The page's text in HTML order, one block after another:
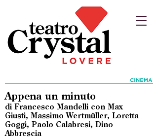
Appena un minuto
di Francesco Mandelli con Max
Giusti, Massimo Wertmüller, Loretta
Goggi, Paolo Calabresi, Dino
Abbrescia